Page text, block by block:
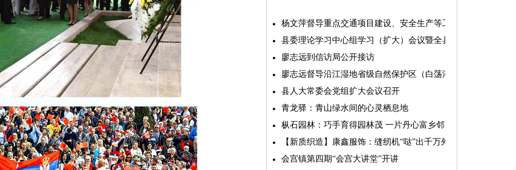
杨文萍督导重点交通项目建设、安全生产等工作
县委理论学习中心组学习（扩大）会议暨全县“两为”能力素质
廖志远到信访局公开接访
廖志远督导沿江湿地省级自然保护区（白荡湖片区）问题整改
县人大常委会党组扩大会议召开
青龙驿：青山绿水间的心灵栖息地
枞石园林：巧手育得园林茂 一片丹心富乡邻
【新质织造】康鑫服饰：缝纫机“哒”出千万外贸大生意
会宫镇第四期“会宫大讲堂”开讲